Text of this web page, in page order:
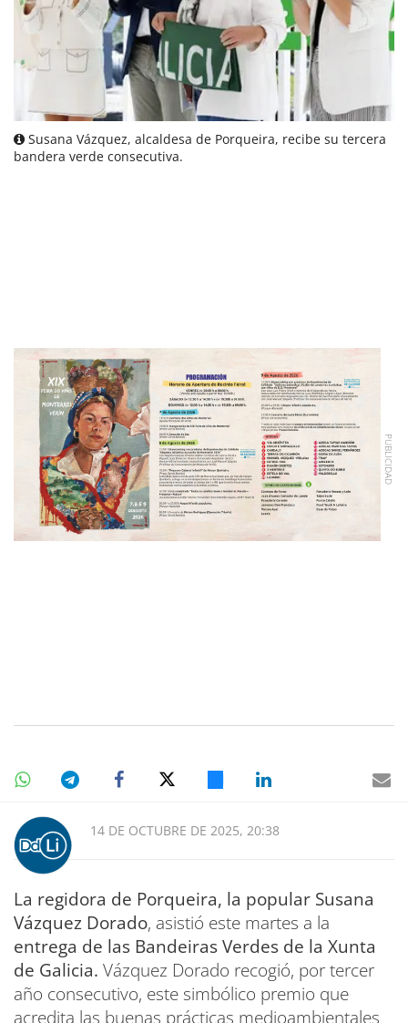
Susana Vázquez, alcaldesa de Porqueira, recibe su tercera
bandera verde consecutiva.
14 DE OCTUBRE DE 2025, 20:38
La regidora de Porqueira, la popular Susana
Vázquez Dorado, asistió este martes a la
entrega de las Bandeiras Verdes de la Xunta
de Galicia. Vázquez Dorado recogió, por tercer
año consecutivo, este simbólico premio que
acredita las buenas prácticas medioambientales